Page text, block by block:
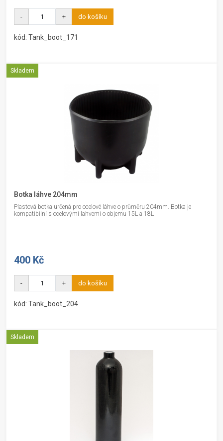
- + do košíku
kód: Tank_boot_171
Skladem
Botka láhve 204mm
Plastová botka určená pro ocelové láhve o průměru 204mm. Botka je
kompatibilní s ocelovými lahvemi o objemu 15L a 18L
400 Kč
- + do košíku
kód: Tank_boot_204
Skladem